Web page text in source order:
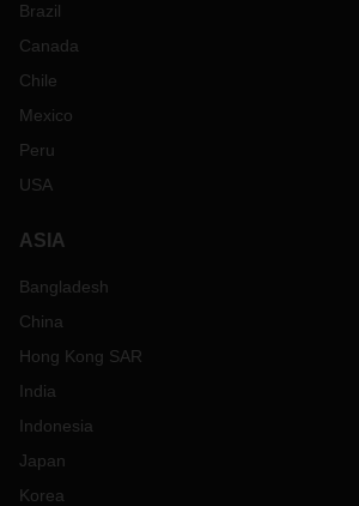
Brazil
Canada
Chile
Mexico
Peru
USA
ASIA
Bangladesh
China
Hong Kong SAR
India
Indonesia
Japan
Korea